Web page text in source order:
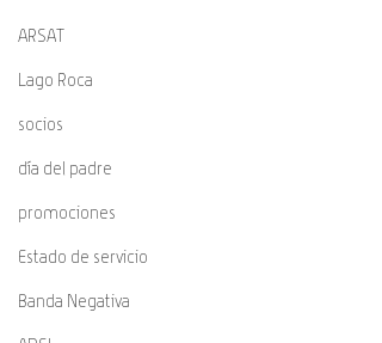
ARSAT
Lago Roca
socios
día del padre
promociones
Estado de servicio
Banda Negativa